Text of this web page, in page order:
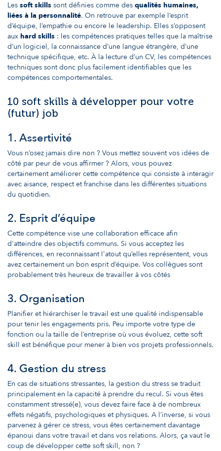
Les soft skills sont définies comme des qualités humaines,
liées à la personnalité. On retrouve par exemple l’esprit
d’équipe, l’empathie ou encore le leadership. Elles s’opposent
aux hard skills : les compétences pratiques telles que la maîtrise
d’un logiciel, la connaissance d’une langue étrangère, d’une
technique spécifique, etc. À la lecture d’un CV, les compétences
techniques sont donc plus facilement identifiables que les
compétences comportementales.
10 soft skills à développer pour votre
(futur) job
1. Assertivité
Vous n’osez jamais dire non ? Vous mettez souvent vos idées de
côté par peur de vous affirmer ? Alors, vous pouvez
certainement améliorer cette compétence qui consiste à interagir
avec aisance, respect et franchise dans les différentes situations
du quotidien.
2. Esprit d’équipe
Cette compétence vise une collaboration efficace afin
d'atteindre des objectifs communs. Si vous acceptez les
différences, en reconnaissant l'atout qu’elles représentent, vous
avez certainement un bon esprit d’équipe. Vos collègues sont
probablement très heureux de travailler à vos côtés
3. Organisation
Planifier et hiérarchiser le travail est une qualité indispensable
pour tenir les engagements pris. Peu importe votre type de
fonction ou la taille de l’entreprise où vous évoluez, cette soft
skill est bénéfique pour mener à bien vos projets professionnels.
4. Gestion du stress
En cas de situations stressantes, la gestion du stress se traduit
principalement en la capacité à prendre du recul. Si vous êtes
constamment stressé(e), vous devez faire face à de nombreux
effets négatifs, psychologiques et physiques. A l’inverse, si vous
parvenez à gérer ce stress, vous êtes certainement davantage
épanoui dans votre travail et dans vos relations. Alors, ça vaut le
coup de développer cette soft skill, non ?